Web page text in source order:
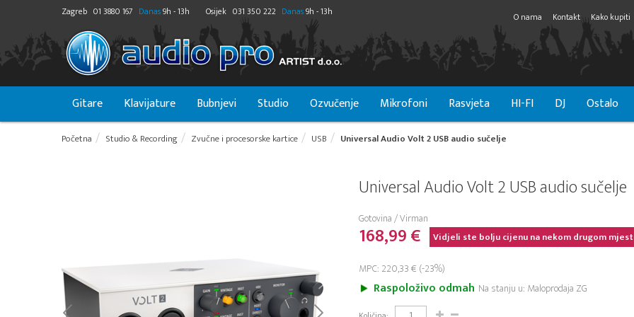
Zagreb 01 3880 167 Danas9h - 13h Osijek 031 350 222 Danas9h - 13h O nama Kontakt Kako kupiti
Gitare Klavijature Bubnjevi Studio Ozvučenje Mikrofoni Rasvjeta HI-FI DJ Ostalo
Početna Studio & Recording Zvučne i procesorske kartice USB Universal Audio Volt 2 USB audio sučelje
Universal Audio Volt 2 USB audio sučelje
Gotovina / Virman
168,99 € Vidjeli ste bolju cijenu na nekom drugom
MPC: 220,33 € (-23%)
Raspoloživo odmah Na stanju u: Maloprodaja ZG